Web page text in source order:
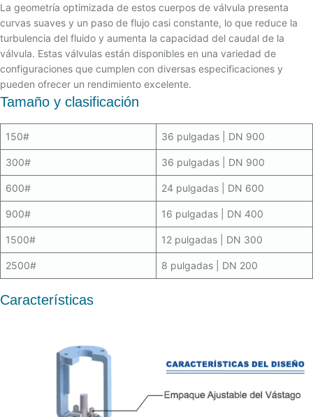
La geometría optimizada de estos cuerpos de válvula presenta
curvas suaves y un paso de flujo casi constante, lo que reduce la
turbulencia del fluido y aumenta la capacidad del caudal de la
válvula. Estas válvulas están disponibles en una variedad de
configuraciones que cumplen con diversas especificaciones y
pueden ofrecer un rendimiento excelente.
Tamaño y clasificación
150# 36 pulgadas | DN 900
300# 36 pulgadas | DN 900
600# 24 pulgadas | DN 600
900# 16 pulgadas | DN 400
1500# 12 pulgadas | DN 300
2500# 8 pulgadas | DN 200
Características